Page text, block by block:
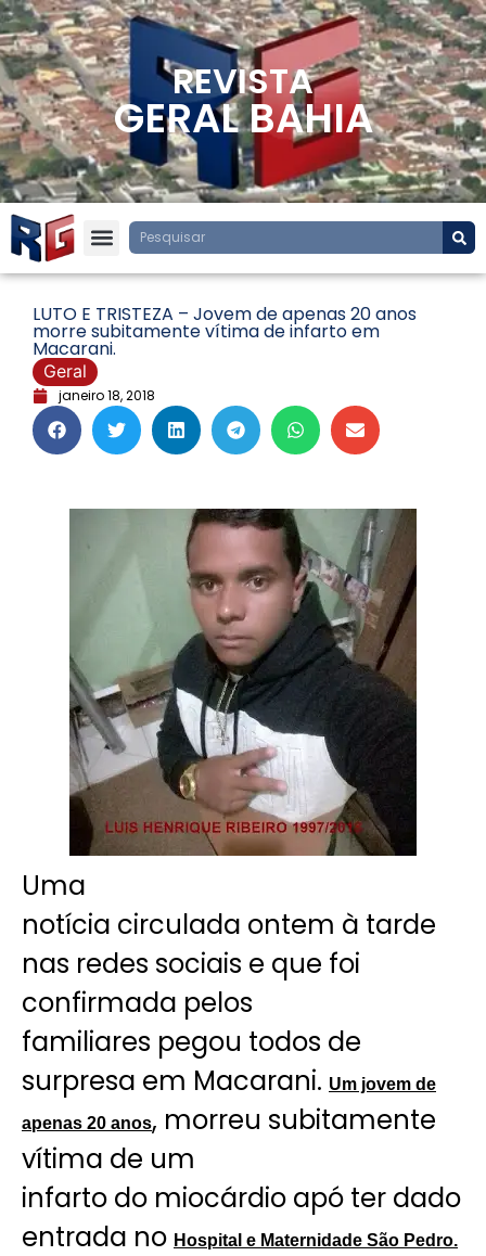
REVISTA
GERAL BAHIA
LUTO E TRISTEZA – Jovem de apenas 20 anos
morre subitamente vítima de infarto em
Macarani.
Geral
janeiro 18, 2018
Uma
notícia circulada ontem à tarde
nas redes sociais e que foi
confirmada pelos
familiares pegou todos de
surpresa em Macarani. Um jovem de
apenas 20 anos, morreu subitamente
vítima de um
infarto do miocárdio apó ter dado
entrada no Hospital e Maternidade São Pedro.